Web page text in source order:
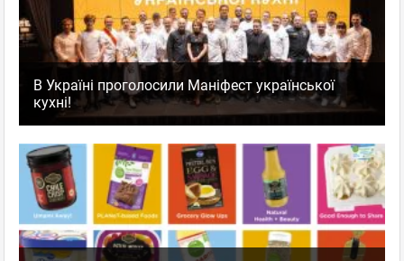
В Україні проголосили Маніфест української
кухні!